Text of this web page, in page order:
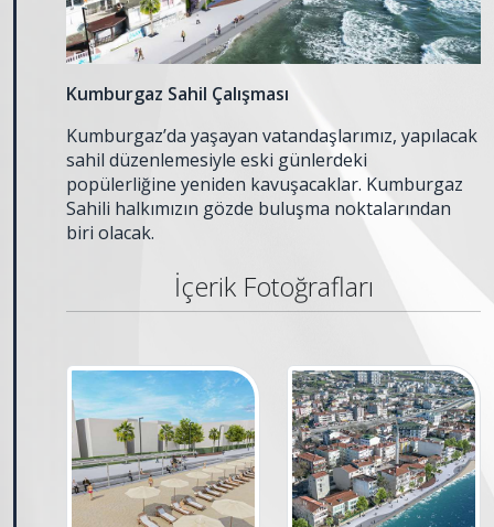
Kumburgaz Sahil Çalışması
Kumburgaz’da yaşayan vatandaşlarımız, yapılacak
sahil düzenlemesiyle eski günlerdeki
popülerliğine yeniden kavuşacaklar. Kumburgaz
Sahili halkımızın gözde buluşma noktalarından
biri olacak.
İçerik Fotoğrafları